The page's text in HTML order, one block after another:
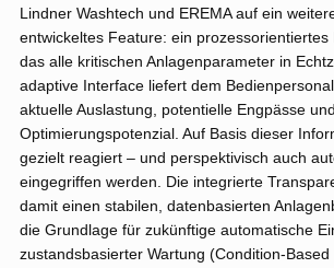
Lindner Washtech und EREMA auf ein
entwickeltes Feature: ein prozessorientiertes
das alle kritischen Anlagenparameter in
adaptive Interface liefert dem
aktuelle Auslastung, potentielle Engpässe
Optimierungspotenzial. Auf Basis dieser
gezielt reagiert – und perspektivisch auch
eingegriffen werden. Die integrierte
damit einen stabilen, datenbasierten
die Grundlage für zukünftige automatische
zustandsbasierter Wartung (Condition-Based